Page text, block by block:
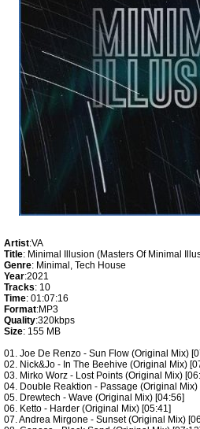
Artist:VA
Title: Minimal Illusion (Masters Of Minimal
Genre: Minimal, Tech House
Year:2021
Tracks: 10
Time: 01:07:16
Format:MP3
Quality:320kbps
Size: 155 MB
01. Joe De Renzo - Sun Flow (Original Mix)
02. Nick&Jo - In The Beehive (Original Mix)
03. Mirko Worz - Lost Points (Original Mix)
04. Double Reaktion - Passage (Original Mix)
05. Drewtech - Wave (Original Mix) [04:56]
06. Ketto - Harder (Original Mix) [05:41]
07. Andrea Mirgone - Sunset (Original Mix)